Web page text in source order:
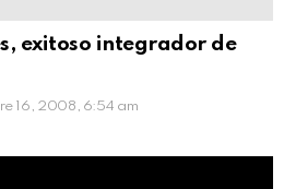
exitoso integrador de
16, 2008, 6:54 am